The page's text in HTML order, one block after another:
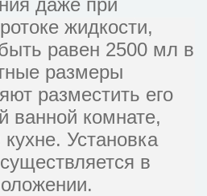
даже при
жидкости,
равен 2500 мл в
размеры
разместить его
ванной комнате,
Установка
в